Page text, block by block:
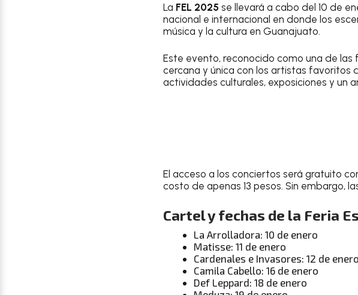
La FEL 2025 se llevará a cabo del 10 de
nacional e internacional en donde los
música y la cultura en Guanajuato.
Este evento, reconocido como una de
cercana y única con los artistas favoritos
actividades culturales, exposiciones y un
El acceso a los conciertos será gratuito
costo de apenas 13 pesos. Sin embargo,
Cartel y fechas de la Feria
La Arrolladora: 10 de enero
Matisse: 11 de enero
Cardenales e Invasores: 12 de enero
Camila Cabello: 16 de enero
Def Leppard: 18 de enero